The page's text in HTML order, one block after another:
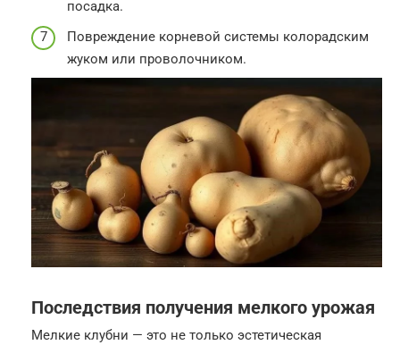
посадка.
Повреждение корневой системы колорадским
жуком или проволочником.
Последствия получения мелкого урожая
Мелкие клубни — это не только эстетическая